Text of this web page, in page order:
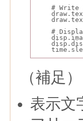
# Write
#
（補足）
表示文